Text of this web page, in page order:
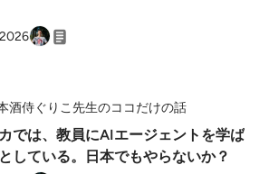
酒侍ぐりこ先生のココだけの話
では、教員にAIエージェントを学ば
している。日本でもやらないか？